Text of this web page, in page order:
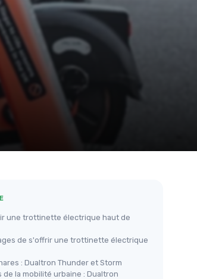
une trottinette électrique haut de
de s'offrir une trottinette électrique
: Dualtron Thunder et Storm
de la mobilité urbaine : Dualtron